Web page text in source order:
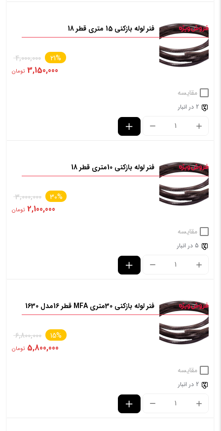
فنر لوله بازکنی 15 متری قطر 18
21%
4,000,000
3,150,000 تومان
مقایسه
2 در انبار
فنر لوله بازکنی 10متری قطر 18
30%
3,000,000
2,100,000 تومان
مقایسه
5 در انبار
فنر لوله بازکنی 30متری MFA قطر 16مدل 1630
15%
6,800,000
5,800,000 تومان
مقایسه
2 در انبار